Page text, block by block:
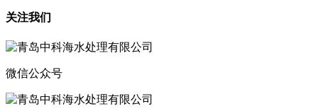
关注我们
微信公众号